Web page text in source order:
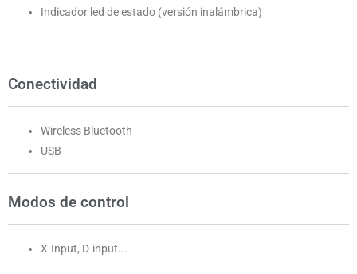
Indicador led de estado (versión inalámbrica)
Conectividad
Wireless Bluetooth
USB
Modos de control
X-Input, D-input….